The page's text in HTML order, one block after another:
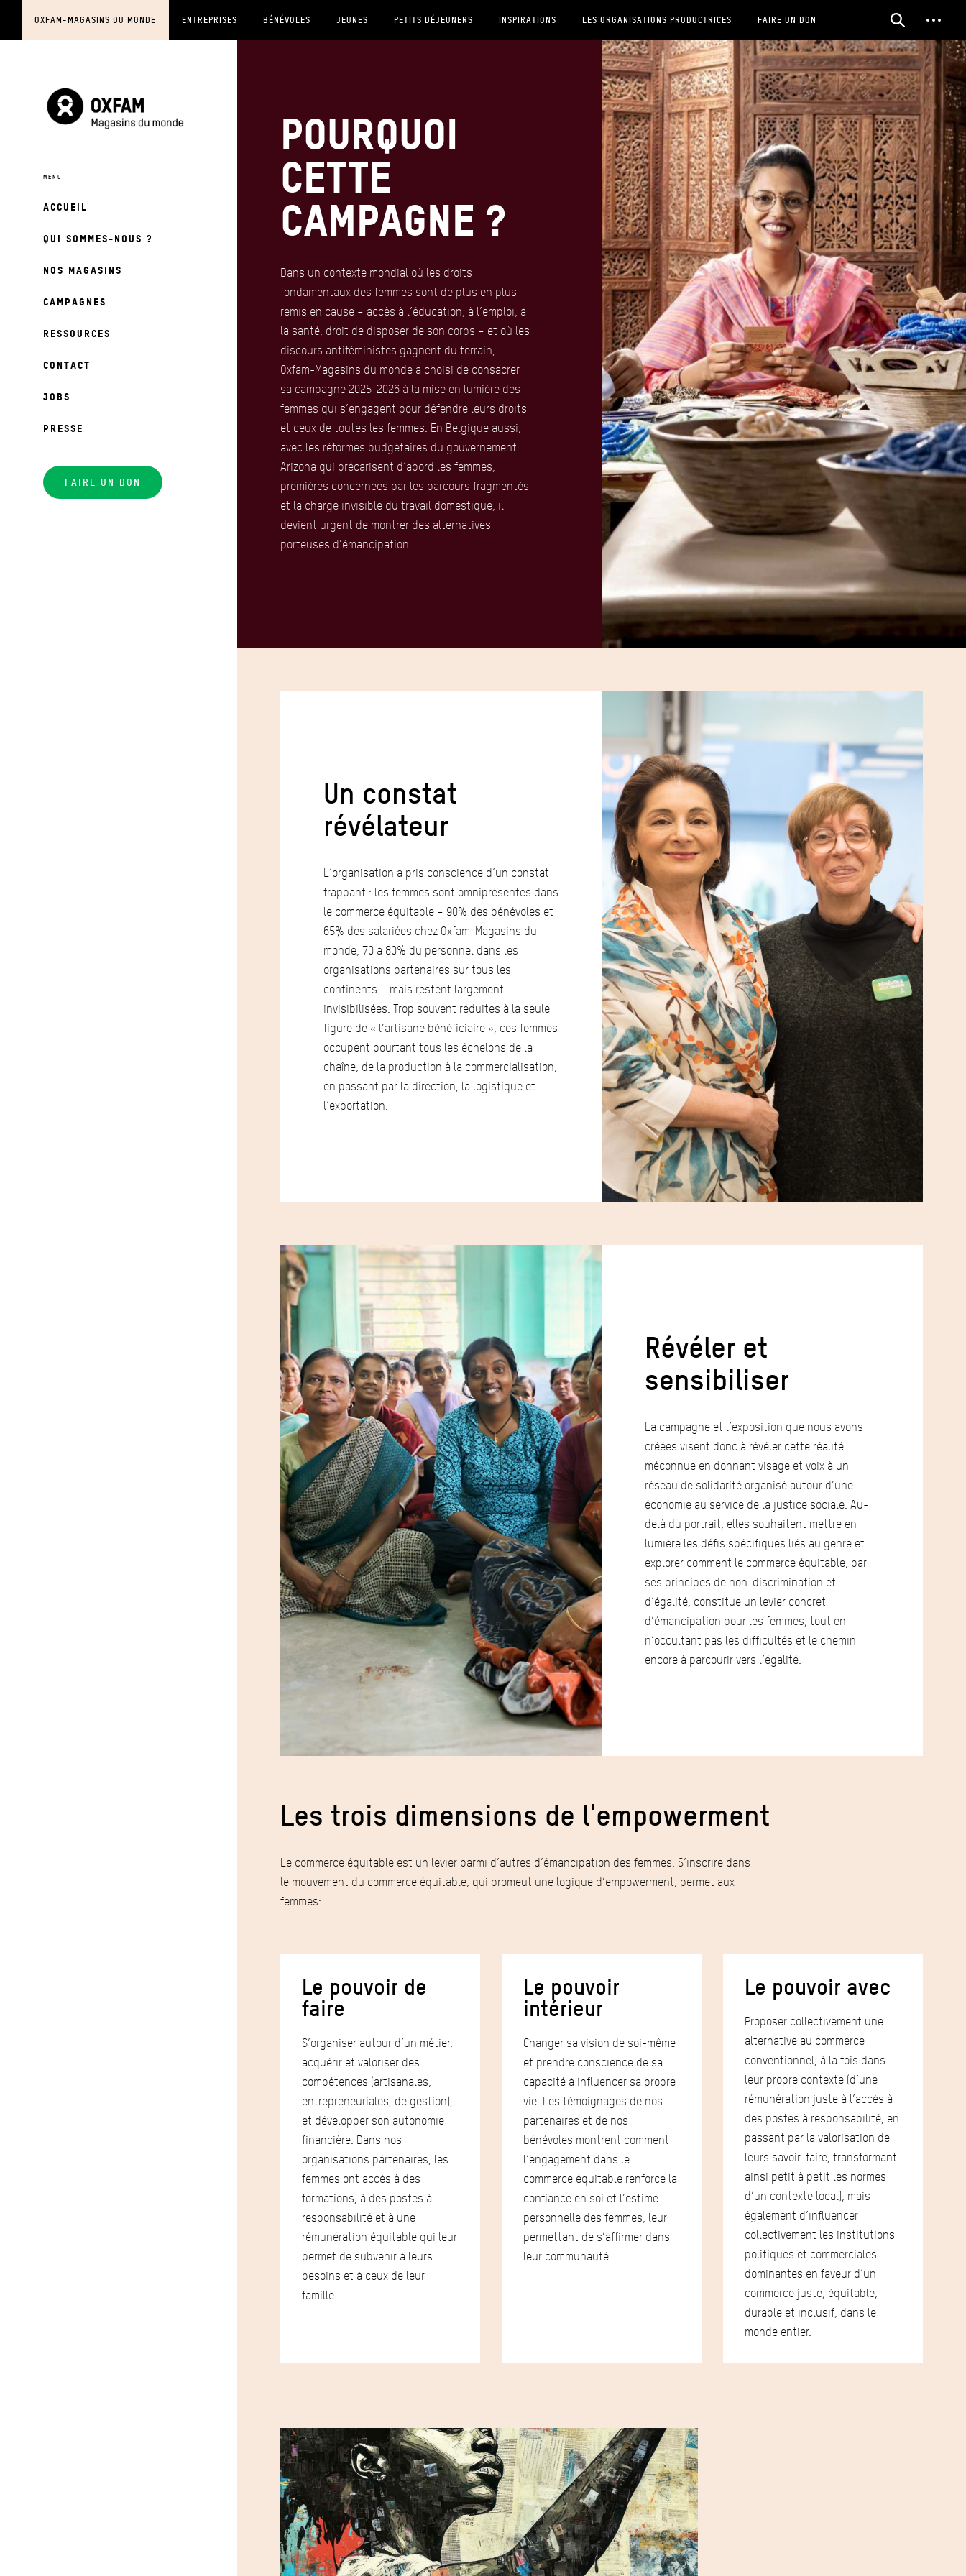
OXFAM-MAGASINS DU MONDE ENTREPRISES BÉNÉVOLES JEUNES PETITS DÉJEUNERS INSPIRATIONS LES ORGANISATIONS PRODUCTRICES FAIRE UN DON
ACCUEIL
QUI SOMMES-NOUS ?
NOS MAGASINS
CAMPAGNES
RESSOURCES
CONTACT
JOBS
PRESSE
FAIRE UN DON
Pourquoi
cette
campagne ?
Dans un contexte mondial où les droits
fondamentaux des femmes sont de plus en plus
remis en cause – accès à l’éducation, à l’emploi, à
la santé, droit de disposer de son corps – et où les
discours antiféministes gagnent du terrain,
Oxfam-Magasins du monde a choisi de consacrer
sa campagne 2025-2026 à la mise en lumière des
femmes qui s’engagent pour défendre leurs droits
et ceux de toutes les femmes. En Belgique aussi,
avec les réformes budgétaires du gouvernement
Arizona qui précarisent d’abord les femmes,
premières concernées par les parcours fragmentés
et la charge invisible du travail domestique, il
devient urgent de montrer des alternatives
porteuses d’émancipation.
Un constat
révélateur
L’organisation a pris conscience d’un constat
frappant : les femmes sont omniprésentes dans
le commerce équitable – 90% des bénévoles et
65% des salariées chez Oxfam-Magasins du
monde, 70 à 80% du personnel dans les
organisations partenaires sur tous les
continents – mais restent largement
invisibilisées. Trop souvent réduites à la seule
figure de « l’artisane bénéficiaire », ces femmes
occupent pourtant tous les échelons de la
chaîne, de la production à la commercialisation,
en passant par la direction, la logistique et
l’exportation.
Révéler et
sensibiliser
La campagne et l’exposition que nous avons
créées visent donc à révéler cette réalité
méconnue en donnant visage et voix à un
réseau de solidarité organisé autour d’une
économie au service de la justice sociale. Au-
delà du portrait, elles souhaitent mettre en
lumière les défis spécifiques liés au genre et
explorer comment le commerce équitable, par
ses principes de non-discrimination et
d’égalité, constitue un levier concret
d’émancipation pour les femmes, tout en
n’occultant pas les difficultés et le chemin
encore à parcourir vers l’égalité.
Les trois dimensions de l'empowerment
Le commerce équitable est un levier parmi d’autres d’émancipation des femmes. S’inscrire dans
le mouvement du commerce équitable, qui promeut une logique d’empowerment, permet aux
femmes:
Le pouvoir de
faire
S’organiser autour d’un métier,
acquérir et valoriser des
compétences (artisanales,
entrepreneuriales, de gestion),
et développer son autonomie
financière. Dans nos
organisations partenaires, les
femmes ont accès à des
formations, à des postes à
responsabilité et à une
rémunération équitable qui leur
permet de subvenir à leurs
besoins et à ceux de leur
famille.
Le pouvoir
intérieur
Changer sa vision de soi-même
et prendre conscience de sa
capacité à influencer sa propre
vie. Les témoignages de nos
partenaires et de nos
bénévoles montrent comment
l’engagement dans le
commerce équitable renforce la
confiance en soi et l’estime
personnelle des femmes, leur
permettant de s’affirmer dans
leur communauté.
Le pouvoir avec
Proposer collectivement une
alternative au commerce
conventionnel, à la fois dans
leur propre contexte (d’une
rémunération juste à l’accès à
des postes à responsabilité, en
passant par la valorisation de
leurs savoir-faire, transformant
ainsi petit à petit les normes
d’un contexte local), mais
également d’influencer
collectivement les institutions
politiques et commerciales
dominantes en faveur d’un
commerce juste, équitable,
durable et inclusif, dans le
monde entier.